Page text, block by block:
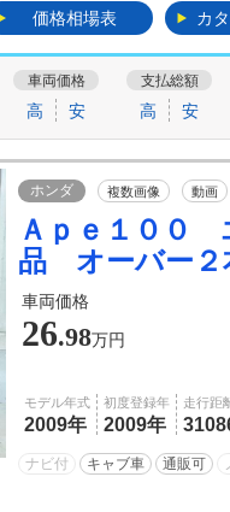
価格相場表 カ
車両価格
高 安
支払総額
高 安
ホンダ 複数画像 動画
Ａｐｅ１００
品 オーバー２
車両価格
26.98万円
モデル年式
2009年
初度登録年
2009年
走行距
ナビ付 キャブ車 通販可